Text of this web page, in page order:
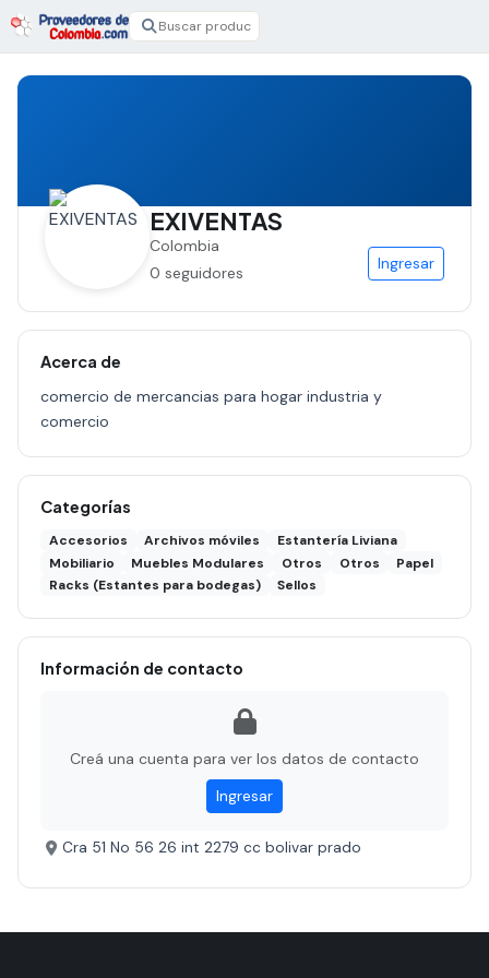
EXIVENTAS
Colombia
0 seguidores
Ingresar
Acerca de
comercio de mercancias para hogar industria y
comercio
Categorías
Accesorios Archivos móviles
Estantería Liviana
Mobiliario
Muebles Modulares Otros Otros
Papel
Racks (Estantes para bodegas)
Sellos
Información de contacto
Creá una cuenta para ver los datos de contacto
Ingresar
Cra 51 No 56 26 int 2279 cc bolivar prado